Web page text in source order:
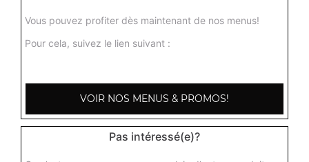
Menu panini thon
8.00€
Menu panini kebab
Vous pouvez profiter dès maintenant de nos menus!
Pour cela, suivez le lien suivant :
VOIR NOS MENUS & PROMOS!
Pas intéressé(e)?